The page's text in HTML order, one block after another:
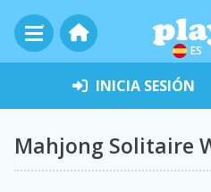
ES
INICIA SESIÓN
Mahjong Solitaire